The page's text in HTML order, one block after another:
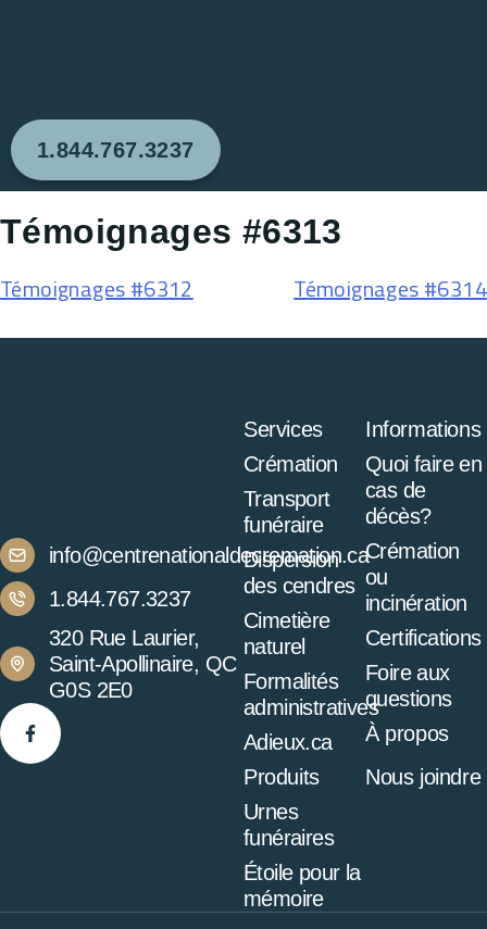
1.844.767.3237
Témoignages #6313
Témoignages #6312 Témoignages #6314
info@centrenationaldecremation.ca
1.844.767.3237
320 Rue Laurier,
Saint-Apollinaire, QC
G0S 2E0
Services
Crémation
Transport
funéraire
Dispersion
des cendres
Cimetière
naturel
Formalités
administratives
Adieux.ca
Produits
Urnes
funéraires
Étoile pour la
mémoire
Informations
Quoi faire en
cas de
décès?
Crémation
ou
incinération
Certifications
Foire aux
questions
À propos
Nous joindre